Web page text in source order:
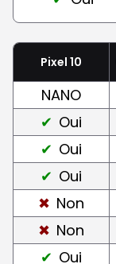
Pixel 10
NANO
Oui
Oui
Oui
Non
Non
Oui